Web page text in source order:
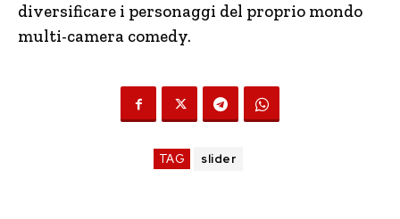
diversificare i personaggi del proprio mondo
multi-camera comedy.
TAG slider